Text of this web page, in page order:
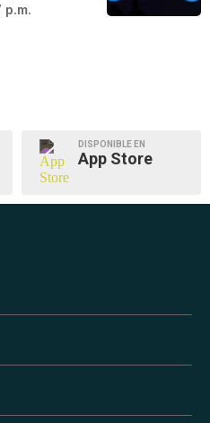
p.m.
DISPONIBLE EN
App Store